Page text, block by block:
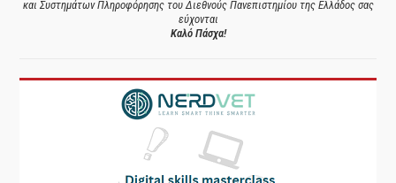
και Συστημάτων Πληροφόρησης του Διεθνούς Πανεπιστημίου της Ελλάδος σας
εύχονται
Καλό Πάσχα!